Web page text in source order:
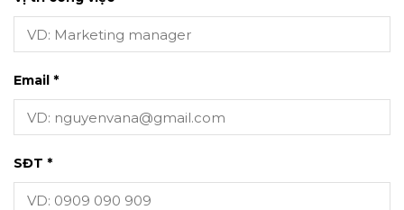
Email *
SĐT *